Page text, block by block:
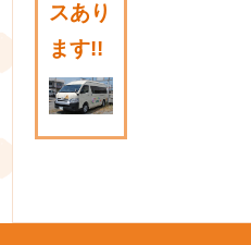
スあり
ます!!